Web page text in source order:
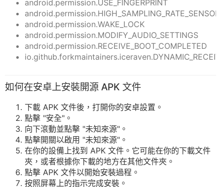
android.permission.USE_FINGERPRINT
android.permission.WAKE_LOCK
android.permission.MODIFY_AUDIO_SETTINGS
android.permission.RECEIVE_BOOT_COMPLETED
如何在安卓上安裝開源 APK 文件
下載 APK 文件後，打開你的安卓設置。
點擊 "安全"。
向下滾動並點擊 "未知來源"。
點擊開關以啟用 "未知來源"。
在你的設備上找到 APK 文件。它可能在你的下載文件
夾，或者根據你下載的地方在其他文件夾。
點擊 APK 文件以開始安裝過程。
按照屏幕上的指示完成安裝。